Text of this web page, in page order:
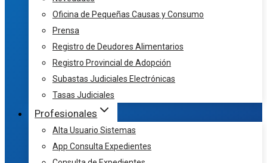
Oficina de Pequeñas Causas y Consumo
Prensa
Registro de Deudores Alimentarios
Registro Provincial de Adopción
Subastas Judiciales Electrónicas
Tasas Judiciales
Profesionales
Alta Usuario Sistemas
App Consulta Expedientes